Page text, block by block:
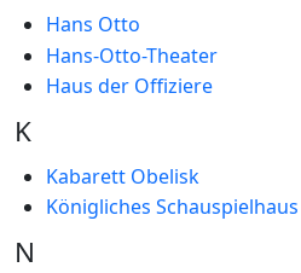
Hans Otto
Hans-Otto-Theater
Haus der Offiziere
K
Kabarett Obelisk
Königliches Schauspielhaus
N